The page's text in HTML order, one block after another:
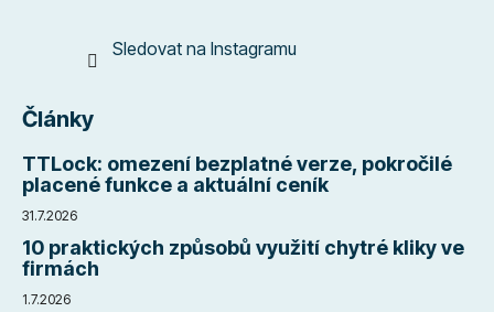
Sledovat na Instagramu
Články
TTLock: omezení bezplatné verze, pokročilé
placené funkce a aktuální ceník
31.7.2026
10 praktických způsobů využití chytré kliky ve
firmách
1.7.2026